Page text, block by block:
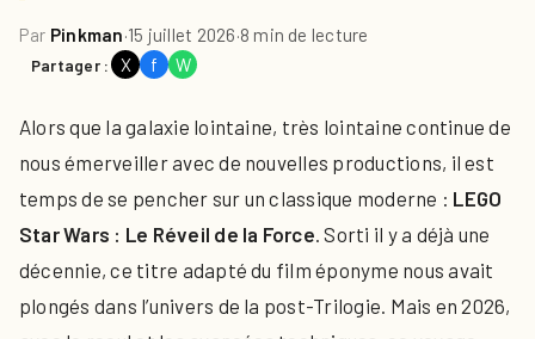
Par Pinkman·15 juillet 2026·8 min de lecture
Partager : X f W
Alors que la galaxie lointaine, très lointaine continue de
nous émerveiller avec de nouvelles productions, il est
temps de se pencher sur un classique moderne : LEGO
Star Wars : Le Réveil de la Force. Sorti il y a déjà une
décennie, ce titre adapté du film éponyme nous avait
plongés dans l’univers de la post-Trilogie. Mais en 2026,